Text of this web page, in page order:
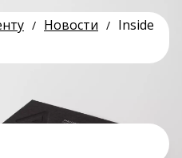
/ Новости / Inside